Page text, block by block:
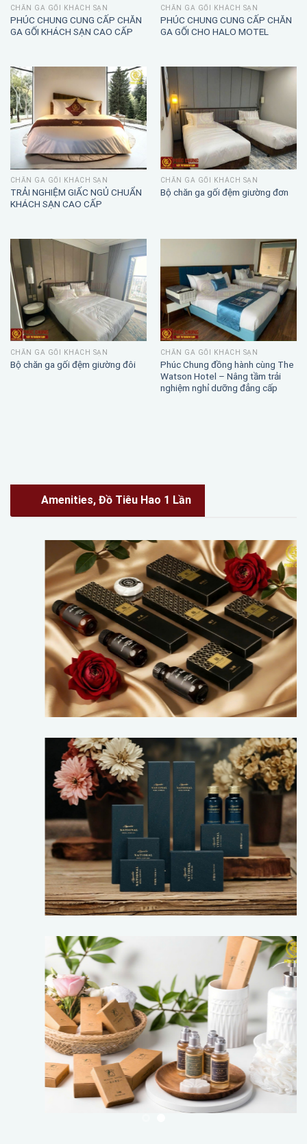
CHĂN GA GỐI KHÁCH SẠN
PHÚC CHUNG CUNG CẤP CHĂN
GA GỐI KHÁCH SẠN CAO CẤP
CHĂN GA GỐI KHÁCH SẠN
PHÚC CHUNG CUNG CẤP CHĂN
GA GỐI CHO HALO MOTEL
CHĂN GA GỐI KHÁCH SẠN
TRẢI NGHIỆM GIẤC NGỦ CHUẨN
KHÁCH SẠN CAO CẤP
CHĂN GA GỐI KHÁCH SẠN
Bộ chăn ga gối đệm giường đơn
CHĂN GA GỐI KHÁCH SẠN
Bộ chăn ga gối đệm giường đôi
CHĂN GA GỐI KHÁCH SẠN
Phúc Chung đồng hành cùng The
Watson Hotel – Nâng tầm trải
nghiệm nghỉ dưỡng đẳng cấp
Amenities, Đồ Tiêu Hao 1 Lần